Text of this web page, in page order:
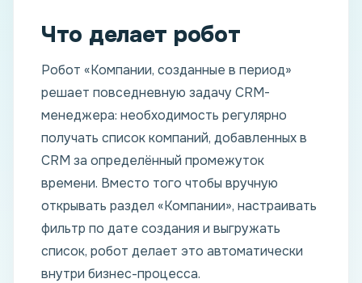
Что делает робот
Робот «Компании, созданные в период»
решает повседневную задачу CRM-
менеджера: необходимость регулярно
получать список компаний, добавленных в
CRM за определённый промежуток
времени. Вместо того чтобы вручную
открывать раздел «Компании», настраивать
фильтр по дате создания и выгружать
список, робот делает это автоматически
внутри бизнес-процесса.